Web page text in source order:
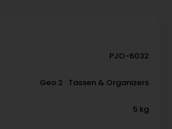
PJO-6032
Geo 2 · Tassen & Organizers
5 kg